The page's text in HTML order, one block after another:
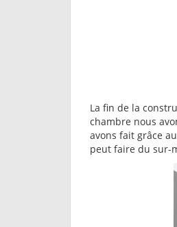
La fin de la
chambre nous
avons fait grâce
peut faire du sur-